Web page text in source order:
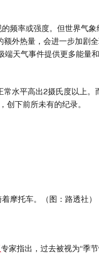
频率或强度。但世界气象
外热量，会进一步加剧
端天气事件提供更多能量
水平高出2摄氏度以上。
创下前所未有的纪录。
摩托车。（图：路透社）
专家指出，过去被视为“季节